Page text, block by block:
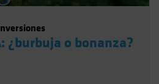
¿burbuja o bonanza?